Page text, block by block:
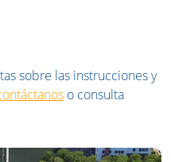
sobre las instrucciones y
o consulta